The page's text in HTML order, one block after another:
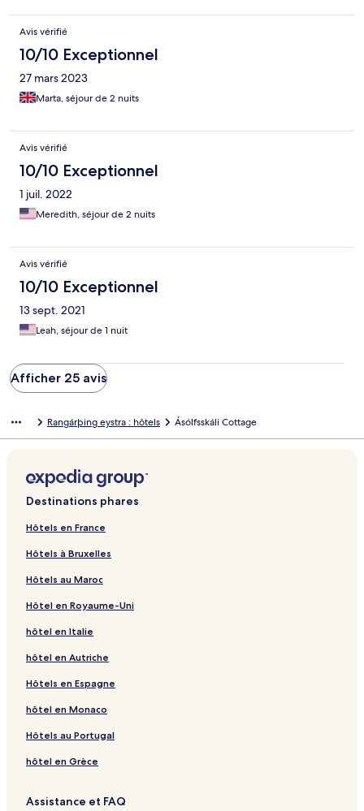
a bonus! I showed up too late to enjoy the hot tub, but I enjoyed
reading the cottage book to learn more about its history and the
family. Would love to stay here again in the future.
Avis vérifié
10/10 Exceptionnel
27 mars 2023
Marta, séjour de 2 nuits
Avis vérifié
10/10 Exceptionnel
1 juil. 2022
Meredith, séjour de 2 nuits
Avis vérifié
10/10 Exceptionnel
13 sept. 2021
Leah, séjour de 1 nuit
Afficher 25 avis
Rangárþing eystra : hôtels Ásólfsskáli Cottage
Destinations phares
Hôtels en France
Hôtels à Bruxelles
Hôtels au Maroc
Hôtel en Royaume-Uni
hôtel en Italie
hôtel en Autriche
Hôtels en Espagne
hôtel en Monaco
Hôtels au Portugal
hôtel en Grèce
Assistance et FAQ